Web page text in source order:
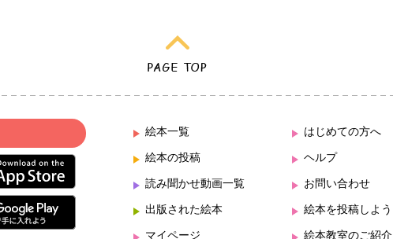
絵本一覧
絵本の投稿
読み聞かせ動画一覧
出版された絵本
マイページ
はじめての方へ
ヘルプ
お問い合わせ
絵本を投稿しよう
絵本教室のご紹介